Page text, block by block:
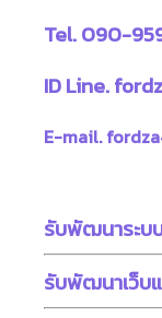
Tel. 090-
ID Line.
E-mail.
รับพัฒนาระบ
รับพัฒนาเว็บ